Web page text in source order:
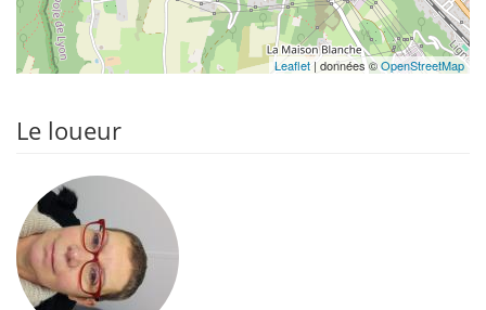
Leaflet | données ©OpenStreetMap
Le loueur